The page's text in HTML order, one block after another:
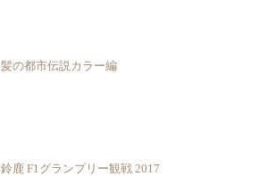
髪の都市伝説カラー編
鈴鹿 F1グランプリー観戦 2017